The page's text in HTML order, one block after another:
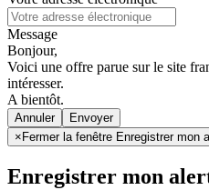
Message
Bonjour,
Voici une offre parue sur le site
intéresser.
A bientôt.
Annuler
× Fermer la fenêtre Enregistrer mon
Enregistrer mon